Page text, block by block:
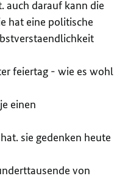
auch darauf kann die
hat eine politische
feiertag - wie es wohl
einen
sie gedenken heute
von